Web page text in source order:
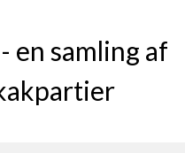
en samling af